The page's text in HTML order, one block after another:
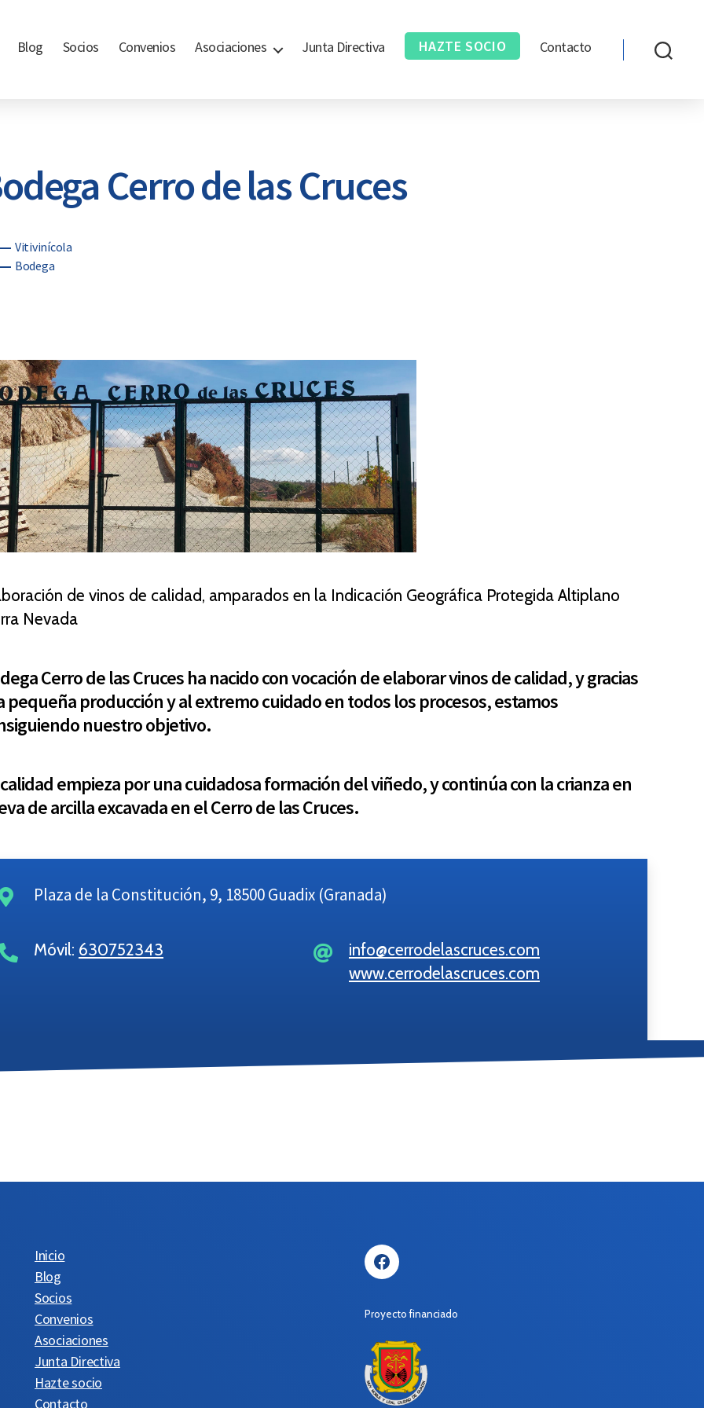
Blog Socios Convenios Asociaciones Junta Directiva HAZTE SOCIO Contacto
Vitivinícola
Bodega
Cerro de las Cruces
de vinos de calidad, amparados en la Indicación Geográfica Protegida Altiplano
Nevada
Cerro de las Cruces ha nacido con vocación de elaborar vinos de calidad, y gracias
pequeña producción y al extremo cuidado en todos los procesos, estamos
nuestro objetivo.
empieza por una cuidadosa formación del viñedo, y continúa con la crianza en
de arcilla excavada en el Cerro de las Cruces.
Plaza de la Constitución, 9, 18500 Guadix (Granada)
Móvil: 630752343
info@cerrodelascruces.com
www.cerrodelascruces.com
Inicio
Blog
Socios
Convenios
Asociaciones
Junta Directiva
Hazte socio
Contacto
Facebook
Proyecto financiado